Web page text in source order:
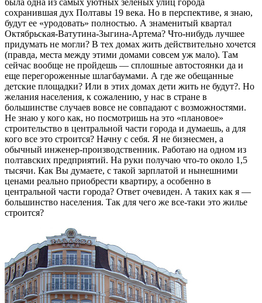
сохранившая дух Полтавы 19 века. Но в перспективе, я знаю,
будут ее «уродовать» полностью. А знаменитый квартал
Октябрьская-Ватутина-Зыгина-Артема? Что-нибудь лучшее
придумать не могли? В тех домах жить действительно хочется
(правда, места между этими домами совсем уж мало). Там
сейчас вообще не пройдешь — сплошные автостоянки да и
еще перегороженные шлагбаумами. А где же обещанные
детские площадки? Или в этих домах дети жить не будут?. Но
желания населения, к сожалению, у нас в стране в
большинстве случаев вовсе не совпадают с возможностями.
Не знаю у кого как, но посмотришь на это «плановое»
строительство в центральной части города и думаешь, а для
кого все это строится? Начну с себя. Я не бизнесмен, а
обычный инженер-производственник. Работаю на одном из
полтавских предприятий. На руки получаю что-то около 1,5
тысячи. Как Вы думаете, с такой зарплатой и нынешними
ценами реально приобрести квартиру, а особенно в
центральной части города? Ответ очевиден. А таких как я —
большинство населения. Так для чего же все-таки это жилье
строится?